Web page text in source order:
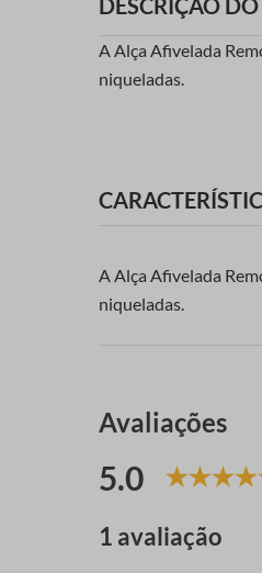
A Alça Afivelada
niqueladas.
A Alça Afivelada
niqueladas.
Avaliações
5.0
1 avaliação